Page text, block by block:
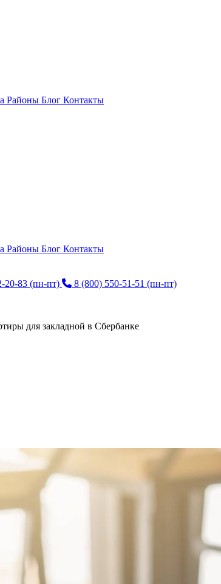
Районы Блог Контакты
Районы Блог Контакты
20-83 (пн-пт) 8 (800) 550-51-51 (пн-пт)
для закладной в Сбербанке